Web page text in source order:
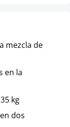
mezcla de
en la
kg
dos